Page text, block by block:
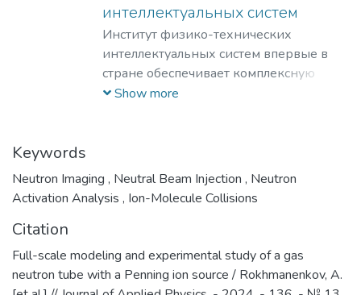
интеллектуальных систем
Институт физико-технических
интеллектуальных систем впервые в
стране обеспечивает комплексную
подготовку специалистов по созданию
середины 21 века. ИФТИС реализует
«дуальную» модель образования, в
рамках которой направляет студентов
трудоустройства на передовые
предприятия, занятые созданием
инновационных киберфизических
Show more
Keywords
Neutron Imaging , Neutral Beam Injection , Neutron
Activation Analysis , Ion-Molecule Collisions
Citation
Full-scale modeling and experimental study of a gas
neutron tube with a Penning ion source / Rokhmanenkov, A.